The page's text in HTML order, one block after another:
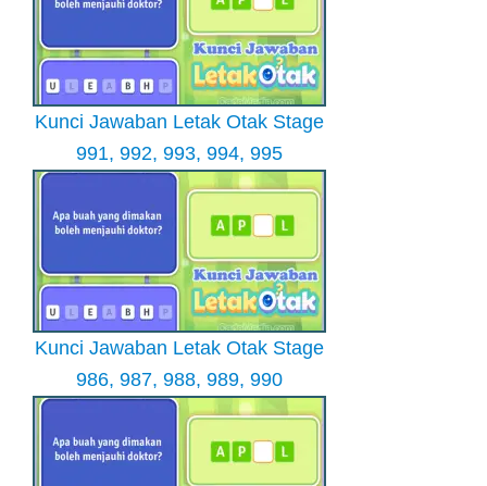
Kunci Jawaban Letak Otak Stage
991, 992, 993, 994, 995
Kunci Jawaban Letak Otak Stage
986, 987, 988, 989, 990